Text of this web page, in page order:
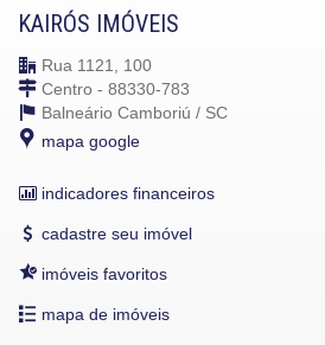
KAIRÓS IMÓVEIS
Rua 1121, 100
Centro - 88330-783
Balneário Camboriú / SC
mapa google
indicadores financeiros
cadastre seu imóvel
imóveis favoritos
mapa de imóveis